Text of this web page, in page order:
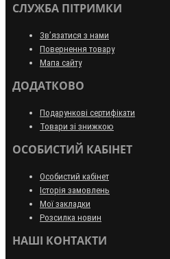
СЛУЖБА ПІТРИМКИ
Зв’язатися з нами
Повернення товару
Мапа сайту
ДОДАТКОВО
Подарункові сертифікати
Товари зі знижкою
ОСОБИСТИЙ КАБІНЕТ
Особистий кабінет
Історія замовлень
Мої закладки
Розсилка новин
НАШІ КОНТАКТИ